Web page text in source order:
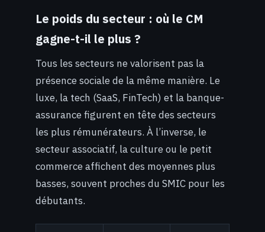
Le poids du secteur : où le CM
gagne-t-il le plus ?
Tous les secteurs ne valorisent pas la
présence sociale de la même manière. Le
luxe, la tech (SaaS, FinTech) et la banque-
assurance figurent en tête des secteurs
les plus rémunérateurs. À l’inverse, le
secteur associatif, la culture ou le petit
commerce affichent des moyennes plus
basses, souvent proches du SMIC pour les
débutants.